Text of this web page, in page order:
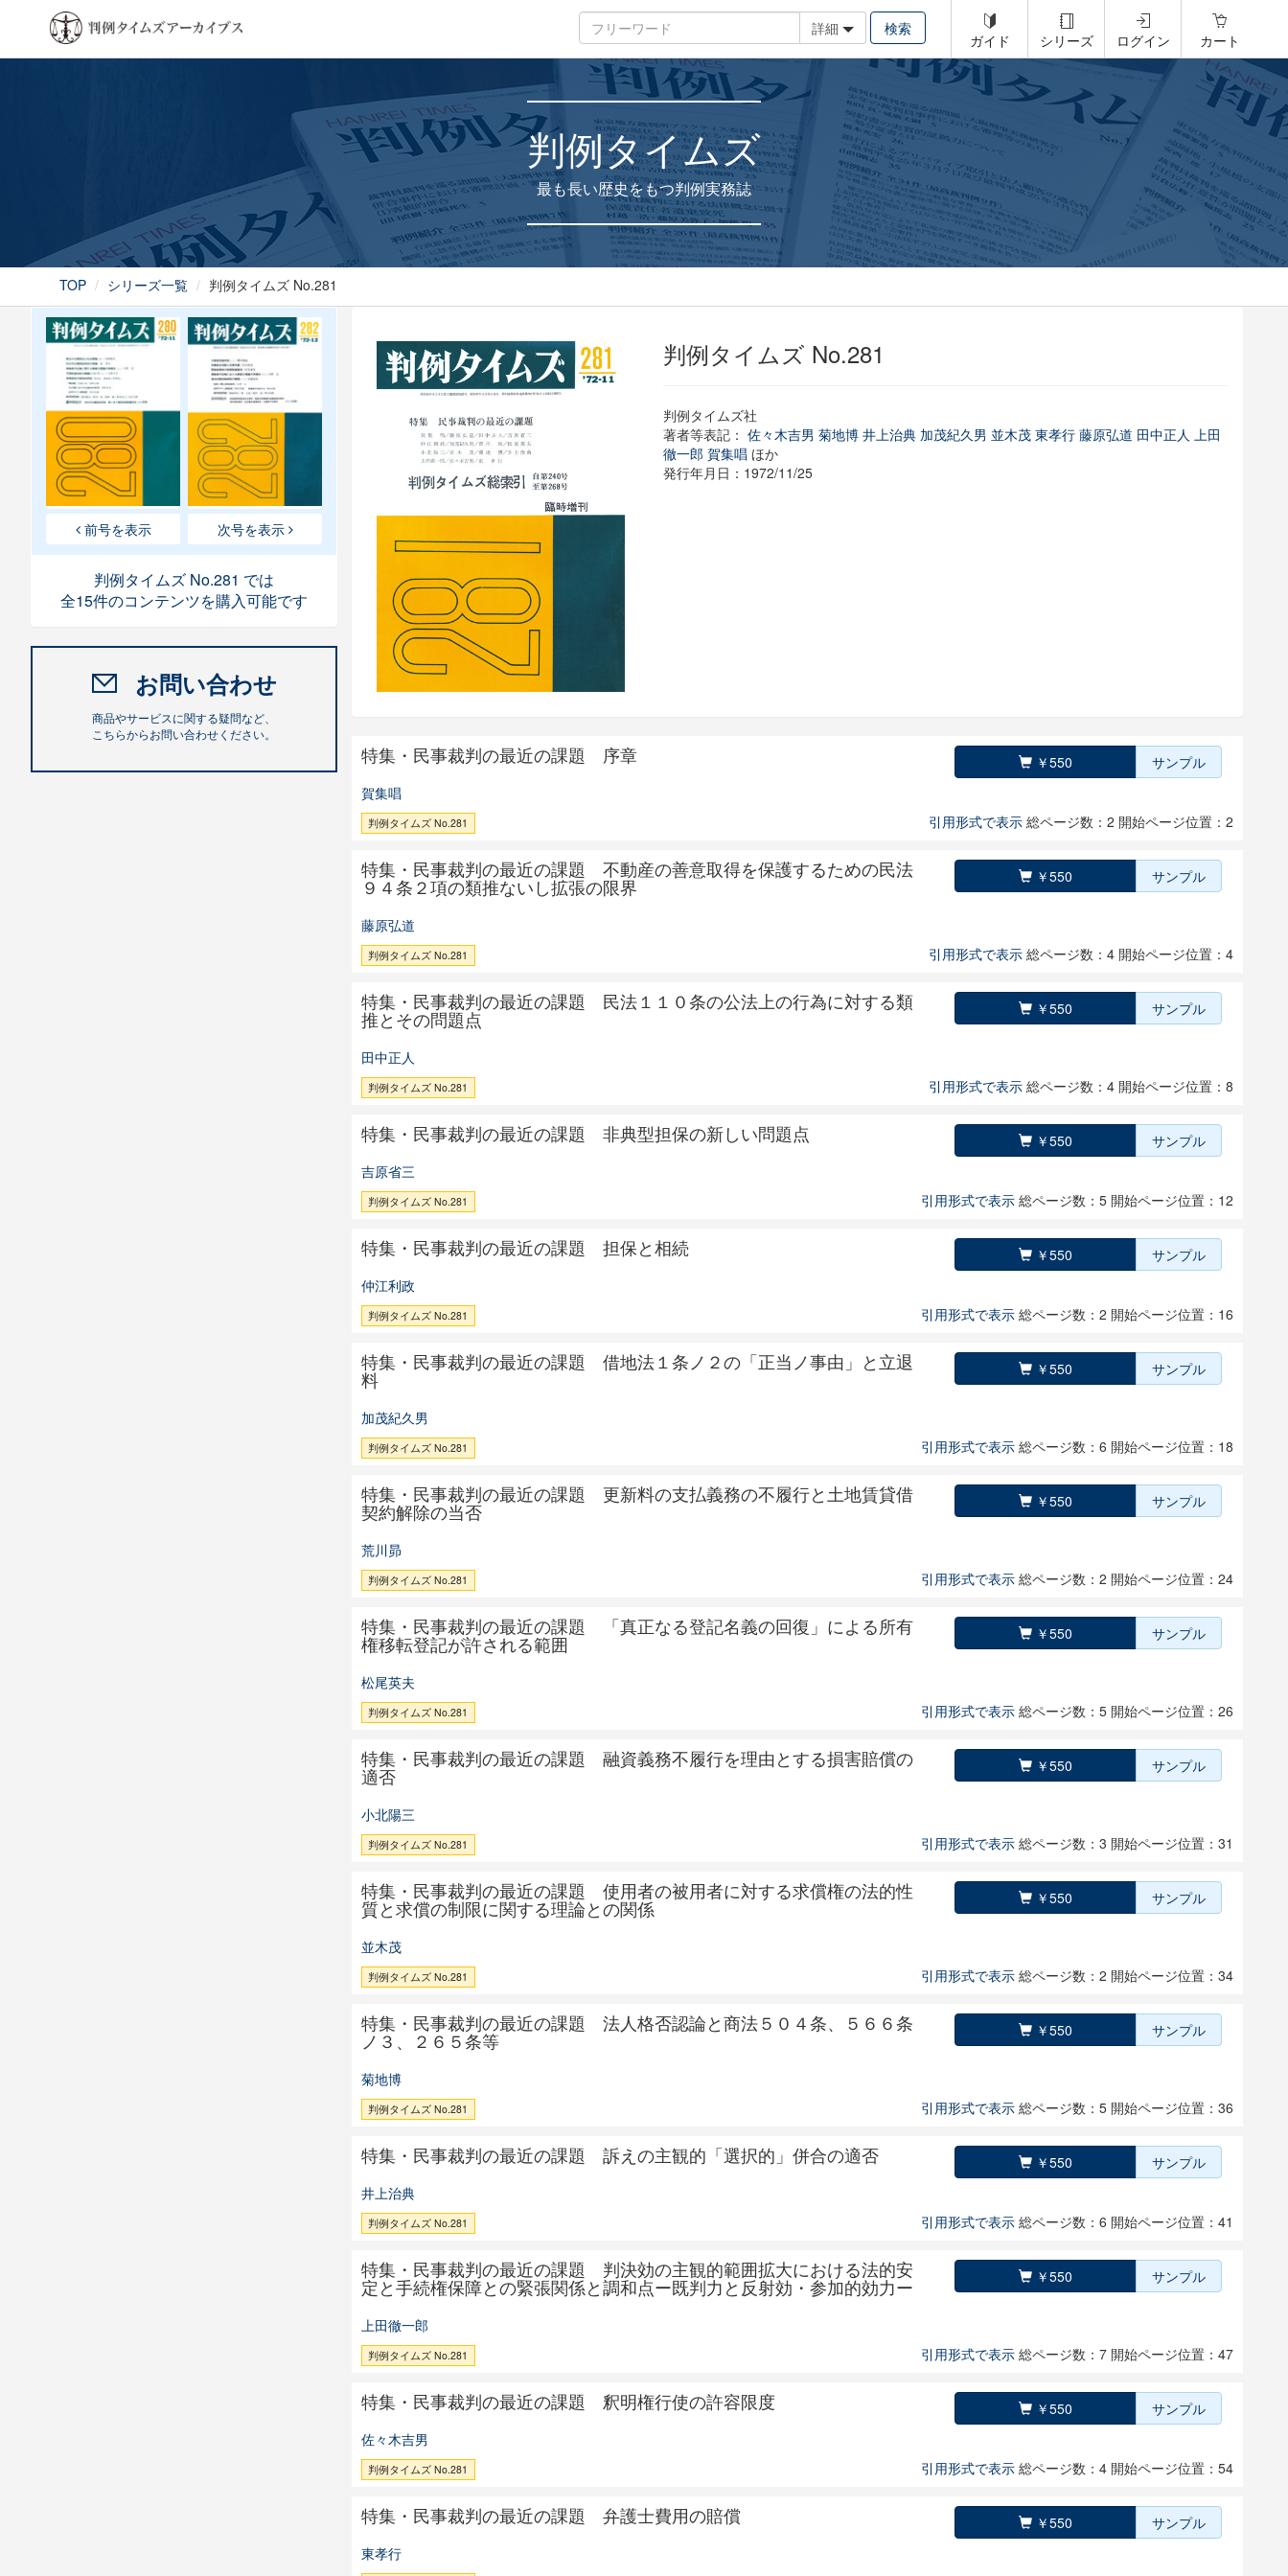
詳細
ガイド シリーズ ログイン カート
判例タイムズ
最も長い歴史をもつ判例実務誌
TOP シリーズ一覧 判例タイムズ No.281
前号を表示 次号を表示
判例タイムズ No.281 では
全15件のコンテンツを購入可能です
お問い合わせ
商品やサービスに関する疑問など、
こちらからお問い合わせください。
判例タイムズ No.281
判例タイムズ社
著者等表記：佐々木吉男 菊地博 井上治典 加茂紀久男 並木茂 東孝行 藤原弘道 田中正人 上田
徹一郎 賀集唱 ほか
発行年月日：1972/11/25
特集・民事裁判の最近の課題 序章 ￥550
サンプル
賀集唱
判例タイムズ No.281 引用形式で表示 総ページ数：2 開始ページ位置：2
特集・民事裁判の最近の課題 不動産の善意取得を保護するための民法
９４条２項の類推ないし拡張の限界 ￥550 サンプル
藤原弘道
判例タイムズ No.281 引用形式で表示 総ページ数：4 開始ページ位置：4
特集・民事裁判の最近の課題 民法１１０条の公法上の行為に対する類
推とその問題点 ￥550 サンプル
田中正人
判例タイムズ No.281 引用形式で表示 総ページ数：4 開始ページ位置：8
特集・民事裁判の最近の課題 非典型担保の新しい問題点 ￥550
サンプル
吉原省三
判例タイムズ No.281 引用形式で表示 総ページ数：5 開始ページ位置：12
特集・民事裁判の最近の課題 担保と相続 ￥550
サンプル
仲江利政
判例タイムズ No.281 引用形式で表示 総ページ数：2 開始ページ位置：16
特集・民事裁判の最近の課題 借地法１条ノ２の「正当ノ事由」と立退
料 ￥550 サンプル
加茂紀久男
判例タイムズ No.281 引用形式で表示 総ページ数：6 開始ページ位置：18
特集・民事裁判の最近の課題 更新料の支払義務の不履行と土地賃貸借
契約解除の当否 ￥550 サンプル
荒川昴
判例タイムズ No.281 引用形式で表示 総ページ数：2 開始ページ位置：24
特集・民事裁判の最近の課題 「真正なる登記名義の回復」による所有
権移転登記が許される範囲 ￥550 サンプル
松尾英夫
判例タイムズ No.281 引用形式で表示 総ページ数：5 開始ページ位置：26
特集・民事裁判の最近の課題 融資義務不履行を理由とする損害賠償の
適否 ￥550 サンプル
小北陽三
判例タイムズ No.281 引用形式で表示 総ページ数：3 開始ページ位置：31
特集・民事裁判の最近の課題 使用者の被用者に対する求償権の法的性
質と求償の制限に関する理論との関係 ￥550 サンプル
並木茂
判例タイムズ No.281 引用形式で表示 総ページ数：2 開始ページ位置：34
特集・民事裁判の最近の課題 法人格否認論と商法５０４条、５６６条
ノ３、２６５条等 ￥550 サンプル
菊地博
判例タイムズ No.281 引用形式で表示 総ページ数：5 開始ページ位置：36
特集・民事裁判の最近の課題 訴えの主観的「選択的」併合の適否 ￥550
サンプル
井上治典
判例タイムズ No.281 引用形式で表示 総ページ数：6 開始ページ位置：41
特集・民事裁判の最近の課題 判決効の主観的範囲拡大における法的安
定と手続権保障との緊張関係と調和点ー既判力と反射効・参加的効力ー ￥550 サンプル
上田徹一郎
判例タイムズ No.281 引用形式で表示 総ページ数：7 開始ページ位置：47
特集・民事裁判の最近の課題 釈明権行使の許容限度 ￥550
サンプル
佐々木吉男
判例タイムズ No.281 引用形式で表示 総ページ数：4 開始ページ位置：54
特集・民事裁判の最近の課題 弁護士費用の賠償 ￥550
サンプル
東孝行